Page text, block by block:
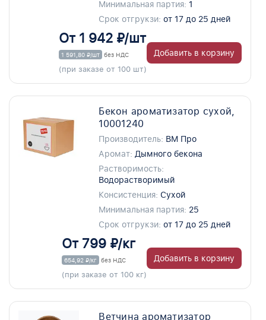
Минимальная партия: 1
Срок отгрукзи: от 17 до 25 дней
От 1 942 ₽/шт
1 591,80 ₽/шт без НДС
(при заказе от 100 шт)
Добавить в корзину
Бекон ароматизатор сухой,
10001240
Производитель: ВМ Про
Аромат: Дымного бекона
Растворимость:
Водорастворимый
Консистенция: Сухой
Минимальная партия: 25
Срок отгрукзи: от 17 до 25 дней
От 799 ₽/кг
654,92 ₽/кг без НДС
(при заказе от 100 кг)
Добавить в корзину
Ветчина ароматизатор